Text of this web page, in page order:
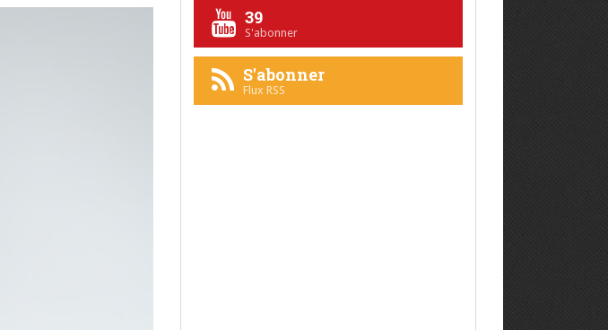
39
S'abonner
S'abonner
Flux RSS